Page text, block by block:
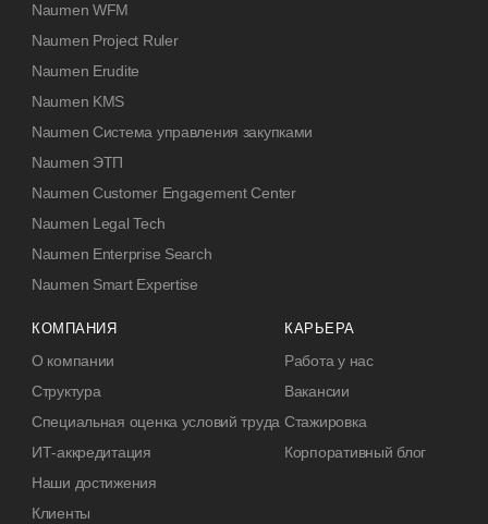
Naumen WFM
Naumen Project Ruler
Naumen Erudite
Naumen KMS
Naumen Система управления закупками
Naumen ЭТП
Naumen Customer Engagement Center
Naumen Legal Tech
Naumen Enterprise Search
Naumen Smart Expertise
КОМПАНИЯ
О компании
Структура
Специальная оценка условий труда
ИТ-аккредитация
Наши достижения
Клиенты
КАРЬЕРА
Работа у нас
Вакансии
Стажировка
Корпоративный блог